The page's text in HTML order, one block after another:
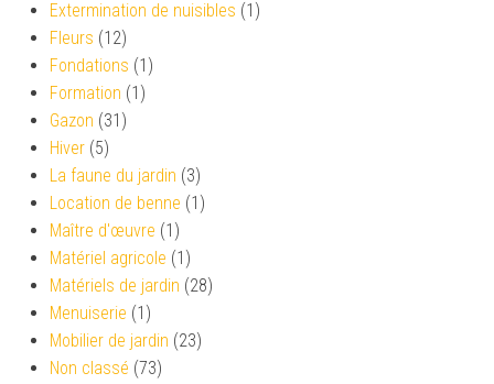
Extermination de nuisibles (1)
Fleurs (12)
Fondations (1)
Formation (1)
Gazon (31)
Hiver (5)
La faune du jardin (3)
Location de benne (1)
Maître d'œuvre (1)
Matériel agricole (1)
Matériels de jardin (28)
Menuiserie (1)
Mobilier de jardin (23)
Non classé (73)